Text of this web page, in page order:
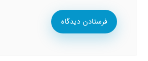
فرستادن دیدگاه